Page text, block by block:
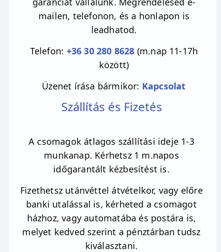
mailen, telefonon, és a honlapon is
leadhatod.
Telefon: +36 30 280 8628 (m.nap 11-17h
között)
Üzenet írása bármikor: Kapcsolat
Szállítás és Fizetés
A csomagok átlagos szállítási ideje 1-3
munkanap. Kérhetsz 1 m.napos
időgarantált kézbesítést is.
Fizethetsz utánvéttel átvételkor, vagy előre
banki utalással is, kérheted a csomagot
házhoz, vagy automatába és postára is,
melyet kedved szerint a pénztárban tudsz
kiválasztani.